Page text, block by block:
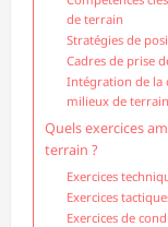
de terrain
Stratégies de
Cadres de prise
Intégration de la
milieux de terrain
Quels exercices
terrain ?
Exercices
Exercices
Exercices de